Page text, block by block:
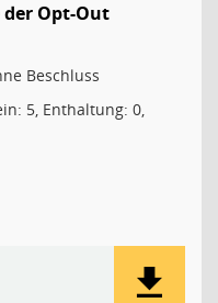
Opt-Out
Beschluss
5, Enthaltung: 0,